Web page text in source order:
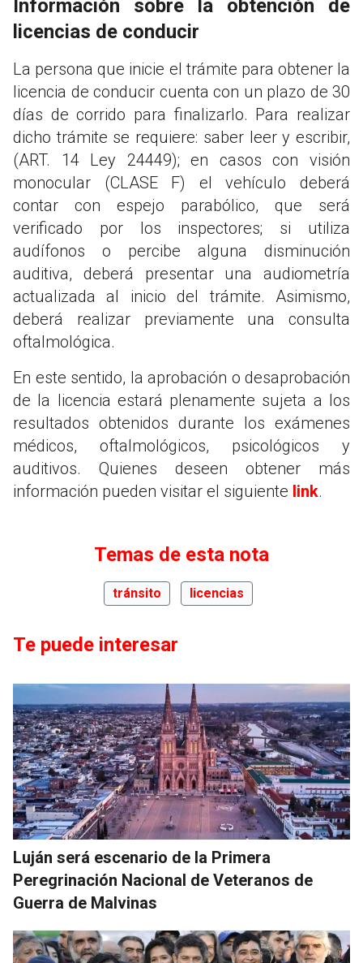
Información sobre la obtención de
licencias de conducir
La persona que inicie el trámite para obtener la
licencia de conducir cuenta con un plazo de 30
días de corrido para finalizarlo. Para realizar
dicho trámite se requiere: saber leer y escribir,
(ART. 14 Ley 24449); en casos con visión
monocular (CLASE F) el vehículo deberá
contar con espejo parabólico, que será
verificado por los inspectores; si utiliza
audífonos o percibe alguna disminución
auditiva, deberá presentar una audiometría
actualizada al inicio del trámite. Asimismo,
deberá realizar previamente una consulta
oftalmológica.
En este sentido, la aprobación o desaprobación
de la licencia estará plenamente sujeta a los
resultados obtenidos durante los exámenes
médicos, oftalmológicos, psicológicos y
auditivos. Quienes deseen obtener más
información pueden visitar el siguiente link.
Temas de esta nota
tránsito licencias
Te puede interesar
Luján será escenario de la Primera
Peregrinación Nacional de Veteranos de
Guerra de Malvinas